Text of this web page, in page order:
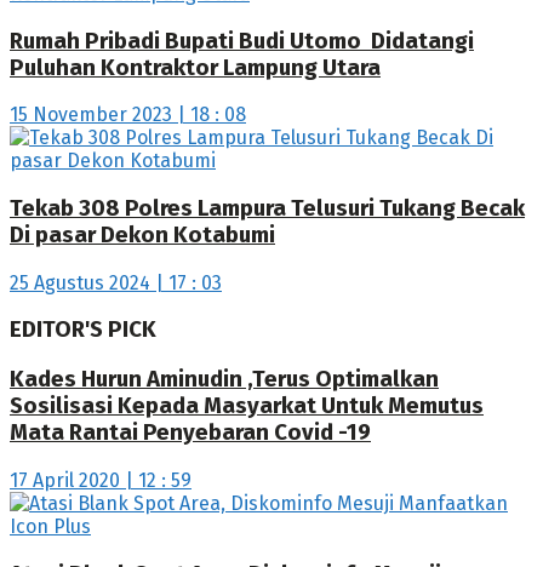
Rumah Pribadi Bupati Budi Utomo Didatangi
Puluhan Kontraktor Lampung Utara
15 November 2023 | 18 : 08
Tekab 308 Polres Lampura Telusuri Tukang Becak
Di pasar Dekon Kotabumi
25 Agustus 2024 | 17 : 03
EDITOR'S PICK
Kades Hurun Aminudin ,Terus Optimalkan
Sosilisasi Kepada Masyarkat Untuk Memutus
Mata Rantai Penyebaran Covid -19
17 April 2020 | 12 : 59